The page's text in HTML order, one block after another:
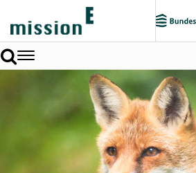
Toggle
navigation